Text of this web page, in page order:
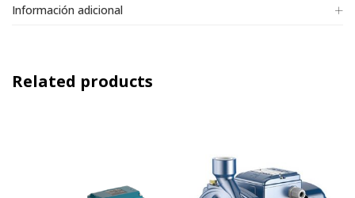
Información adicional
Related products